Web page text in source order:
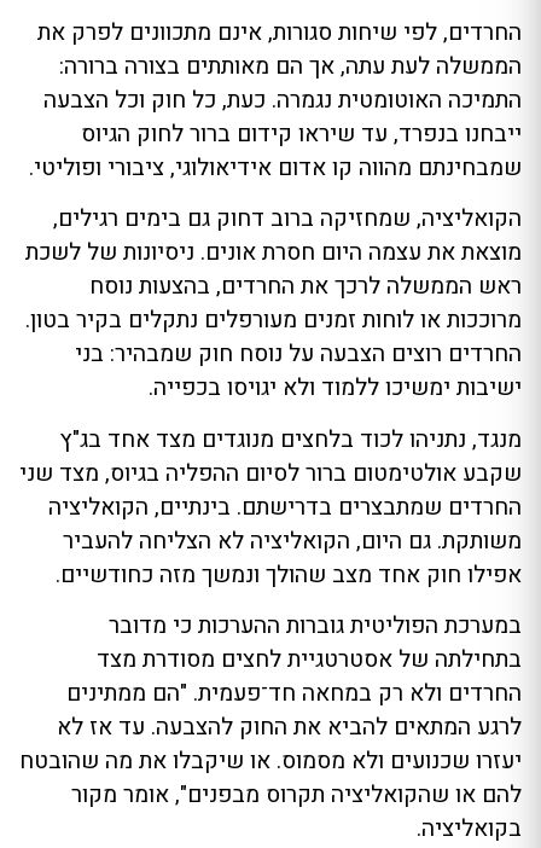
החרדים, לפי שיחות סגורות, אינם מתכוונים לפרק את
הממשלה לעת עתה, אך הם מאותתים בצורה ברורה:
התמיכה האוטומטית נגמרה. כעת, כל חוק וכל הצבעה
ייבחנו בנפרד, עד שיראו קידום ברור לחוק הגיוס
שמבחינתם מהווה קו אדום אידיאולוגי, ציבורי ופוליטי.
הקואליציה, שמחזיקה ברוב דחוק גם בימים רגילים,
מוצאת את עצמה היום חסרת אונים. ניסיונות של לשכת
ראש הממשלה לרכך את החרדים, בהצעות נוסח
מרוככות או לוחות זמנים מעורפלים נתקלים בקיר בטון.
החרדים רוצים הצבעה על נוסח חוק שמבהיר: בני
ישיבות ימשיכו ללמוד ולא יגויסו בכפייה.
מנגד, נתניהו לכוד בלחצים מנוגדים מצד אחד בג"ץ
שקבע אולטימטום ברור לסיום ההפליה בגיוס, מצד שני
החרדים שמתבצרים בדרישתם. בינתיים, הקואליציה
משותקת. גם היום, הקואליציה לא הצליחה להעביר
אפילו חוק אחד מצב שהולך ונמשך מזה כחודשיים.
במערכת הפוליטית גוברות ההערכות כי מדובר
בתחילתה של אסטרטגיית לחצים מסודרת מצד
החרדים ולא רק במחאה חד־פעמית. "הם ממתינים
לרגע המתאים להביא את החוק להצבעה. עד אז לא
יעזרו שכנועים ולא מסמוס. או שיקבלו את מה שהובטח
להם או שהקואליציה תקרוס מבפנים", אומר מקור
בקואליציה.